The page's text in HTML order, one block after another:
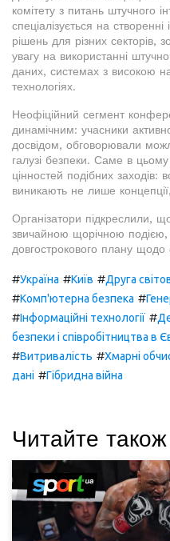
комітету з питань штучного
спеціалізується на створенні
рішень для різних секторів,
увагу на використанні
даних, системах з високою
технологіях.
Неофіційний сегмент
динамічним: учасники
досвідом, обговорювали
галузі безпеки. Саме в
цінностей подібних заходів:
виникають не лише
Організатори підкреслили,
звичайною щорічною
довгострокового плану щодо
#Україна #Київ #Друга
#Комп'ютерна безпека #
#Інформаційні технології #
безпеки і співробітництва в
#Витривалість #Хмарні
дані #Гібридна війна
Читайте також